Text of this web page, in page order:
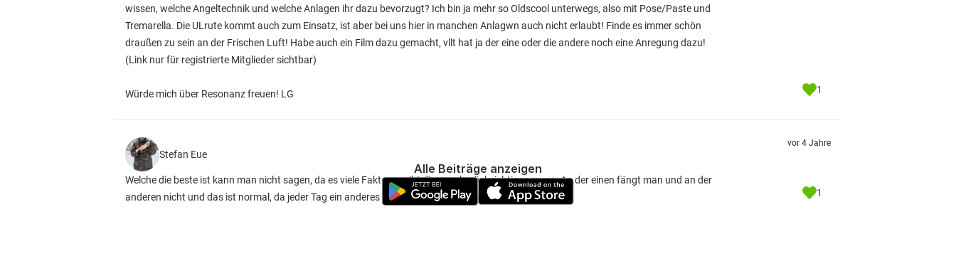
wissen, welche Angeltechnik und welche Anlagen ihr dazu bevorzugt? Ich bin ja mehr so Oldscool unterwegs, also mit Pose/Paste und
Tremarella. Die ULrute kommt auch zum Einsatz, ist aber bei uns hier in manchen Anlagwn auch nicht erlaubt! Finde es immer schön
draußen zu sein an der Frischen Luft! Habe auch ein Film dazu gemacht, vllt hat ja der eine oder die andere noch eine Anregung dazu!
(Link nur für registrierte Mitglieder sichtbar)
Würde mich über Resonanz freuen! LG 1
Stefan Eue
Welche die beste ist kann man nicht sagen, da es viele Faktoren gibt die man berücksichtigen muss. An der einen fängt man und an der
anderen nicht und das ist normal, da jeder Tag ein anderes beissverhalten zeigt bei den Fischen. 😉👍
vor 4 Jahre
1
Alle Beiträge anzeigen